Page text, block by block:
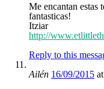
Me encantan estas
fantasticas!
Itziar
http://
Reply to this
Ailén 16/09/2015